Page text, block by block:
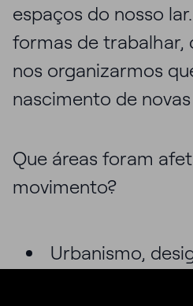
espaços do nosso
formas de trabalhar,
nos organizarmos
nascimento de
Que áreas foram
movimento?
Urbanismo,